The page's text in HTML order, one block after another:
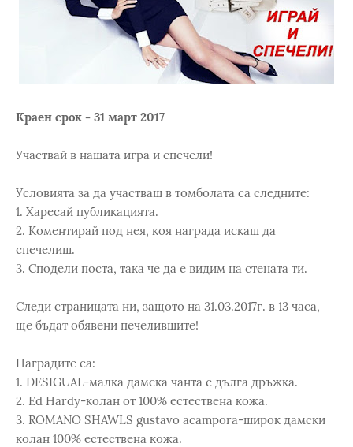
Краен срок - 31 март 2017
Участвай в нашата игра и спечели!
Условията за да участваш в томболата са следните:
1. Харесай публикацията.
2. Коментирай под нея, коя награда искаш да
спечелиш.
3. Сподели поста, така че да е видим на стената ти.
Следи страницата ни, защото на 31.03.2017г. в 13 часа,
ще бъдат обявени печелившите!
Наградите са:
1. DESIGUAL-малка дамска чанта с дълга дръжка.
2. Ed Hardy-колан от 100% естествена кожа.
3. ROMANO SHAWLS gustavo acampora-широк дамски
колан 100% естествена кожа.